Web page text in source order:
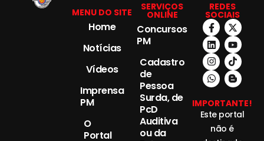
MENU DO SITE
Home
Notícias
Vídeos
Imprensa
PM
O
Portal
SERVIÇOS
ONLINE
Concursos
PM
Cadastro
de
Pessoa
Surda, de
PcD
Auditiva
ou da
REDES
SOCIAIS
IMPORTANTE!
Este portal
não é